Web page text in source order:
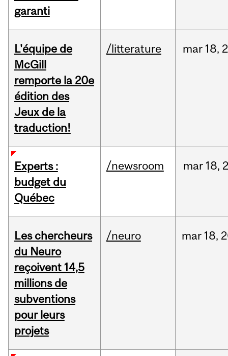
garanti
L'équipe de
McGill
remporte la 20e
édition des
Jeux de la
traduction!
/litterature mar 18,
Experts :
budget du
Québec
/newsroom mar 18,
Les chercheurs
du Neuro
reçoivent 14,5
millions de
subventions
pour leurs
projets
/neuro mar 18,